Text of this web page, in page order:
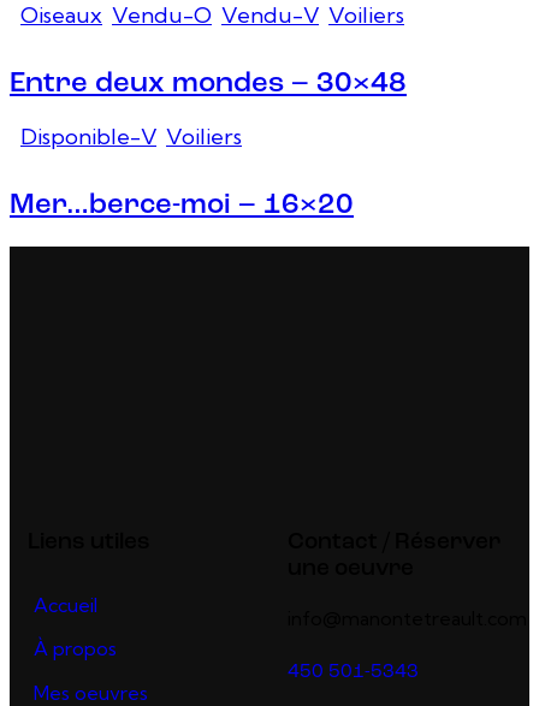
Oiseaux Vendu-O Vendu-V Voiliers
Entre deux mondes – 30×48
Disponible-V Voiliers
Mer…berce-moi – 16×20
Accueil
À propos
Mes oeuvres
450 501-5343